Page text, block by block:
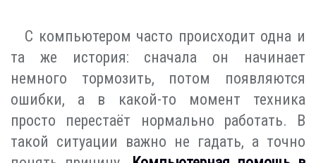
С компьютером часто происходит одна и
та же история: сначала он начинает
немного тормозить, потом появляются
ошибки, а в какой-то момент техника
просто перестаёт нормально работать. В
такой ситуации важно не гадать, а точно